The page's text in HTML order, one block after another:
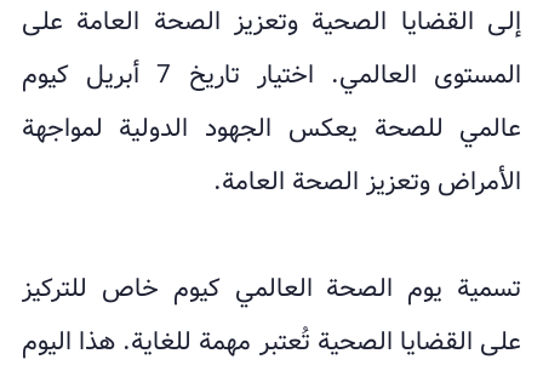
إلى القضايا الصحية وتعزيز الصحة العامة على
المستوى العالمي. اختيار تاريخ 7 أبريل كيوم
عالمي للصحة يعكس الجهود الدولية لمواجهة
الأمراض وتعزيز الصحة العامة.
تسمية يوم الصحة العالمي كيوم خاص للتركيز
على القضايا الصحية تُعتبر مهمة للغاية. هذا اليوم